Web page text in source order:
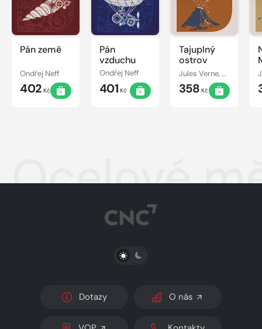
Pán země
Ondřej Neff
402 Kč
Pán
vzduchu
Ondřej Neff
401 Kč
Tajuplný
ostrov
Jules Verne, Ondřej Neff
358 Kč
Ocelové
PŘEPNOUT SVĚTLÝ/TMAVÝ REŽIM
Dotazy O nás